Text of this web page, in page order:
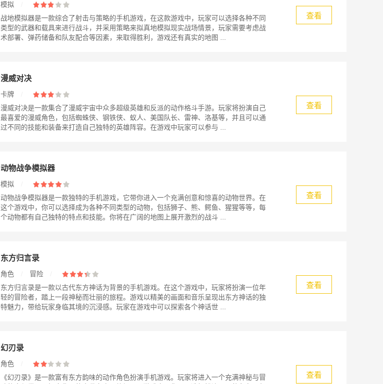
模拟
战地模拟器是一款综合了射击与策略的手机游戏，在这款游戏中，玩家可以选择各种不同
类型的武器和载具来进行战斗，并采用策略来拟真地模拟现实战场情景，玩家需要考虑战
术部署、弹药储备和队友配合等因素，来取得胜利，游戏还有真实的地图 ...
查看
漫威对决
卡牌
漫威对决是一款集合了漫威宇宙中众多超级英雄和反派的动作格斗手游。玩家将扮演自己
最喜爱的漫威角色，包括蜘蛛侠、钢铁侠、蚁人、美国队长、雷神、洛基等，并且可以通
过不同的技能和装备来打造自己独特的英雄阵容。在游戏中玩家可以参与 ...
查看
动物战争模拟器
模拟
动物战争模拟器是一款独特的手机游戏，它带你进入一个充满创意和惊喜的动物世界。在
这个游戏中，你可以选择成为各种不同类型的动物，包括狮子、熊、鳄鱼、猩猩等等，每
个动物都有自己独特的特点和技能。你将在广阔的地图上展开激烈的战斗 ...
查看
东方归言录
角色 冒险
东方归言录是一款以古代东方神话为背景的手机游戏。在这个游戏中，玩家将扮演一位年
轻的冒险者，踏上一段神秘而壮丽的旅程。游戏以精美的画面和音乐呈现出东方神话的独
特魅力，带给玩家身临其境的沉浸感。玩家在游戏中可以探索各个神话世 ...
查看
幻刃录
角色
《幻刃录》是一款富有东方韵味的动作角色扮演手机游戏。玩家将进入一个充满神秘与冒
查看